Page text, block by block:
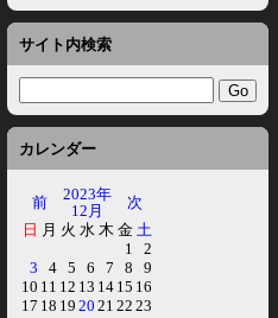
サイト内検索
カレンダー
前
2023年
12月
次
日 月 火 水 木 金 土
1
2
3
4 5 6 7 8
9
10 11 12 13 14 15 16
17 18 19 20 21 22 23